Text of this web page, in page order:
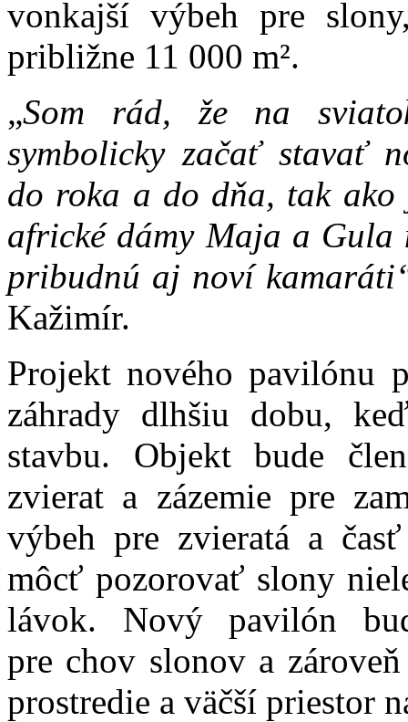
vonkajší výbeh pre
približne 11 000 m².
„Som rád, že na
symbolicky začať stavať
do roka a do dňa, tak
africké dámy Maja a Gula
pribudnú aj noví
Kažimír.
Projekt nového pavilónu
záhrady dlhšiu dobu,
stavbu. Objekt bude
zvierat a zázemie pre
výbeh pre zvieratá a
môcť pozorovať slony
lávok. Nový pavilón
pre chov slonov a
prostredie a väčší priestor